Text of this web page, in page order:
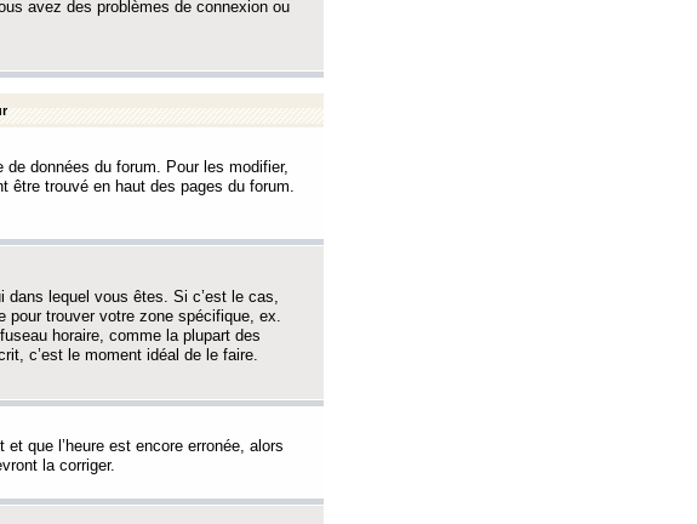
avez des problèmes de connexion ou
données du forum. Pour les modifier,
être trouvé en haut des pages du forum.
dans lequel vous êtes. Si c’est le cas,
pour trouver votre zone spécifique, ex.
horaire, comme la plupart des
c’est le moment idéal de le faire.
que l’heure est encore erronée, alors
la corriger.